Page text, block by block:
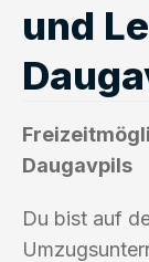
und
Daugavpils
Du bist auf